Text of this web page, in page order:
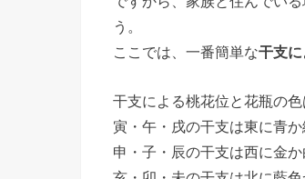
レッサー
う。
ここでは、一番簡単な干支
干支による桃花位と花瓶の色
寅・午・戌の干支は東に青か
申・子・辰の干支は西に金か